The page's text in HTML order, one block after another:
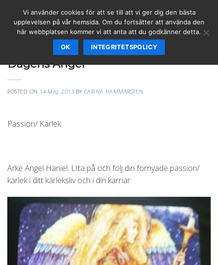
content
VÄGLEDNING
Dagens Ängel
POSTED ON 14 MAJ, 2013 BY CARINA HAMMARSTEN
Passion/ Kärlek
Ärke Ängel Haniel: LIta på och följ din förnyade passion/
kärlek i ditt kärleksliv och i din karriär
Vi använder cookies för att se till att vi ger dig den bästa
upplevelsen på vår hemsida. Om du fortsätter att använda den
här webbplatsen kommer vi att anta att du godkänner detta.
OK INTEGRITETSPOLICY